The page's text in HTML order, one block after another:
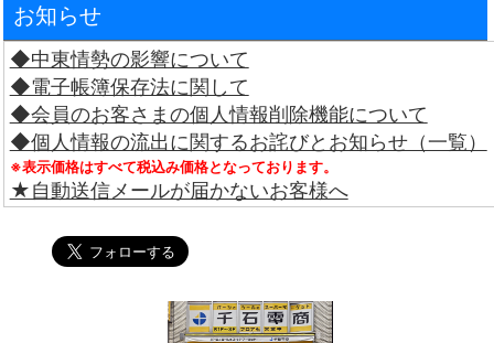
お知らせ
◆中東情勢の影響について
◆電子帳簿保存法に関して
◆会員のお客さまの個人情報削除機能について
◆個人情報の流出に関するお詫びとお知らせ（一覧）
※表示価格はすべて税込み価格となっております。
★自動送信メールが届かないお客様へ